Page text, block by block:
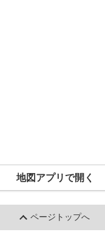
地図アプリで開く
ページトップへ